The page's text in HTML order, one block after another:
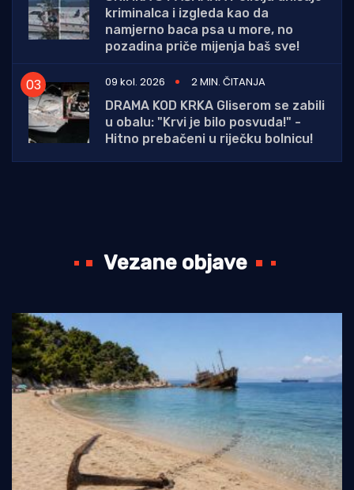
kriminalca i izgleda kao da
namjerno baca psa u more, no
pozadina priče mijenja baš sve!
09 kol. 2026
2 MIN. ČITANJA
DRAMA KOD KRKA Gliserom se zabili
u obalu: "Krvi je bilo posvuda!" -
Hitno prebačeni u riječku bolnicu!
Vezane objave